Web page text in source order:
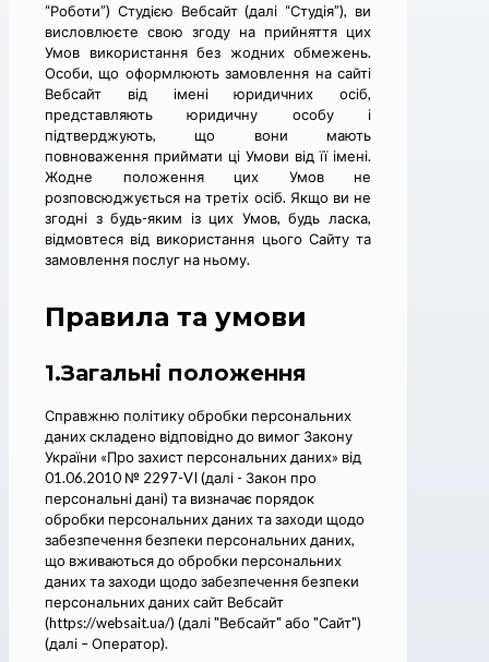
“Роботи”) Студією Вебсайт (далі “Студія”), ви
висловлюєте свою згоду на прийняття цих
Умов використання без жодних обмежень.
Особи, що оформлюють замовлення на сайті
Вебсайт від імені юридичних осіб,
представляють юридичну особу і
підтверджують, що вони мають
повноваження приймати ці Умови від її імені.
Жодне положення цих Умов не
розповсюджується на третіх осіб. Якщо ви не
згодні з будь-яким із цих Умов, будь ласка,
відмовтеся від використання цього Сайту та
замовлення послуг на ньому.
Правила та умови
1.Загальні положення
Справжню політику обробки персональних
даних складено відповідно до вимог Закону
України «Про захист персональних даних» від
01.06.2010 № 2297-VI (далі - Закон про
персональні дані) та визначає порядок
обробки персональних даних та заходи щодо
забезпечення безпеки персональних даних,
що вживаються до обробки персональних
даних та заходи щодо забезпечення безпеки
персональних даних сайт Вебсайт
(https://websait.ua/) (далі "Вебсайт" або "Сайт")
(далі – Оператор).